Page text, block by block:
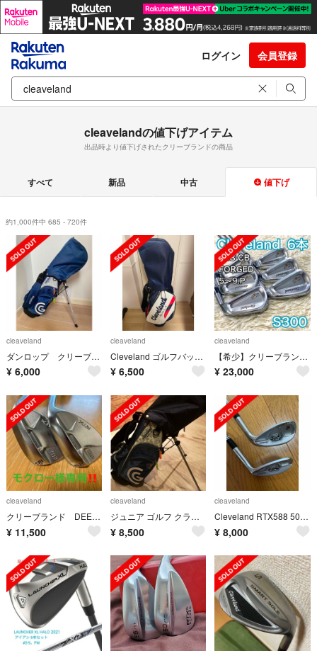
ログイン 会員登録
cleavelandの値下げアイテム
出品時より値下げされたクリーブランドの商品
すべて 新品 中古 値下げ
約1,000件中 685 - 720件
cleaveland
ダンロップ クリーブランド ジュニア用ゴルフセット
¥ 6,000
cleaveland
Cleveland ゴルフバック ヒロさん
¥ 6,500
cleaveland
【希少】クリーブランド 588 CB フォージド アイアン 右利き S300
¥ 23,000
cleaveland
クリーブランド DEEPFORGED 2本セット
¥ 11,500
cleaveland
ジュニア ゴルフ クラブ セット クリーブランド
¥ 8,500
cleaveland
Cleveland RTX588 50°56° ウェッジ
¥ 8,000